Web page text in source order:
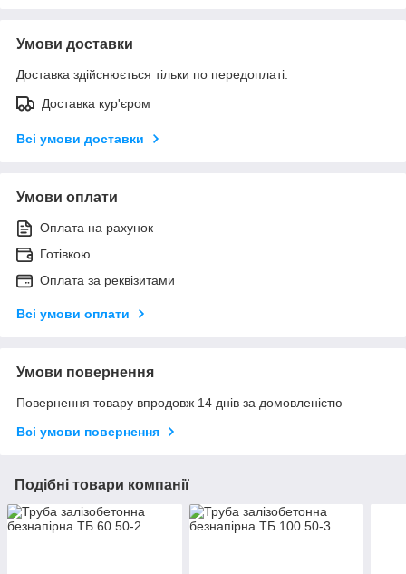
Умови доставки
Доставка здійснюється тільки по передоплаті.
Доставка кур'єром
Всі умови доставки
Умови оплати
Оплата на рахунок
Готівкою
Оплата за реквізитами
Всі умови оплати
Умови повернення
Повернення товару впродовж 14 днів за домовленістю
Всі умови повернення
Подібні товари компанії